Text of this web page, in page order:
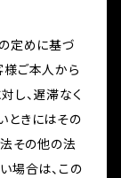
定めに基づ
様ご本人から
し、遅滞なく
ときにはその
法その他の法
場合は、この